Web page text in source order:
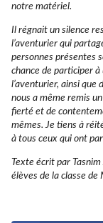
notre matériel.
Il régnait un silence
l’aventurier qui
personnes présentes
chance de participer à
l’aventurier, ainsi que
nous a même remis
fierté et de
mêmes. Je tiens à
à tous ceux qui ont
Texte écrit par
élèves de la classe de